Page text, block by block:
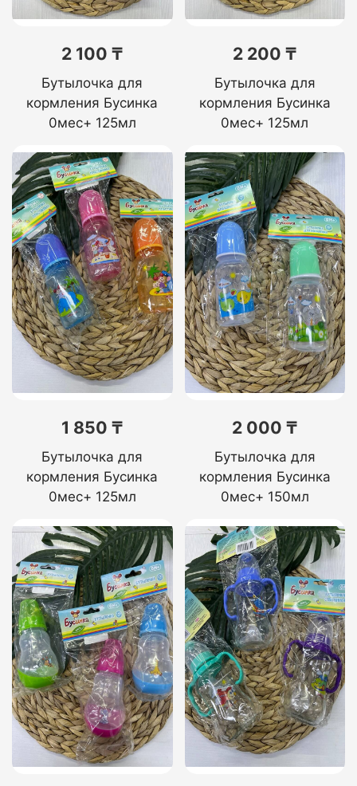
2 100 ₸
Бутылочка для
кормления Бусинка
0мес+ 125мл
2 200 ₸
Бутылочка для
кормления Бусинка
0мес+ 125мл
1 850 ₸
Бутылочка для
кормления Бусинка
0мес+ 125мл
2 000 ₸
Бутылочка для
кормления Бусинка
0мес+ 150мл